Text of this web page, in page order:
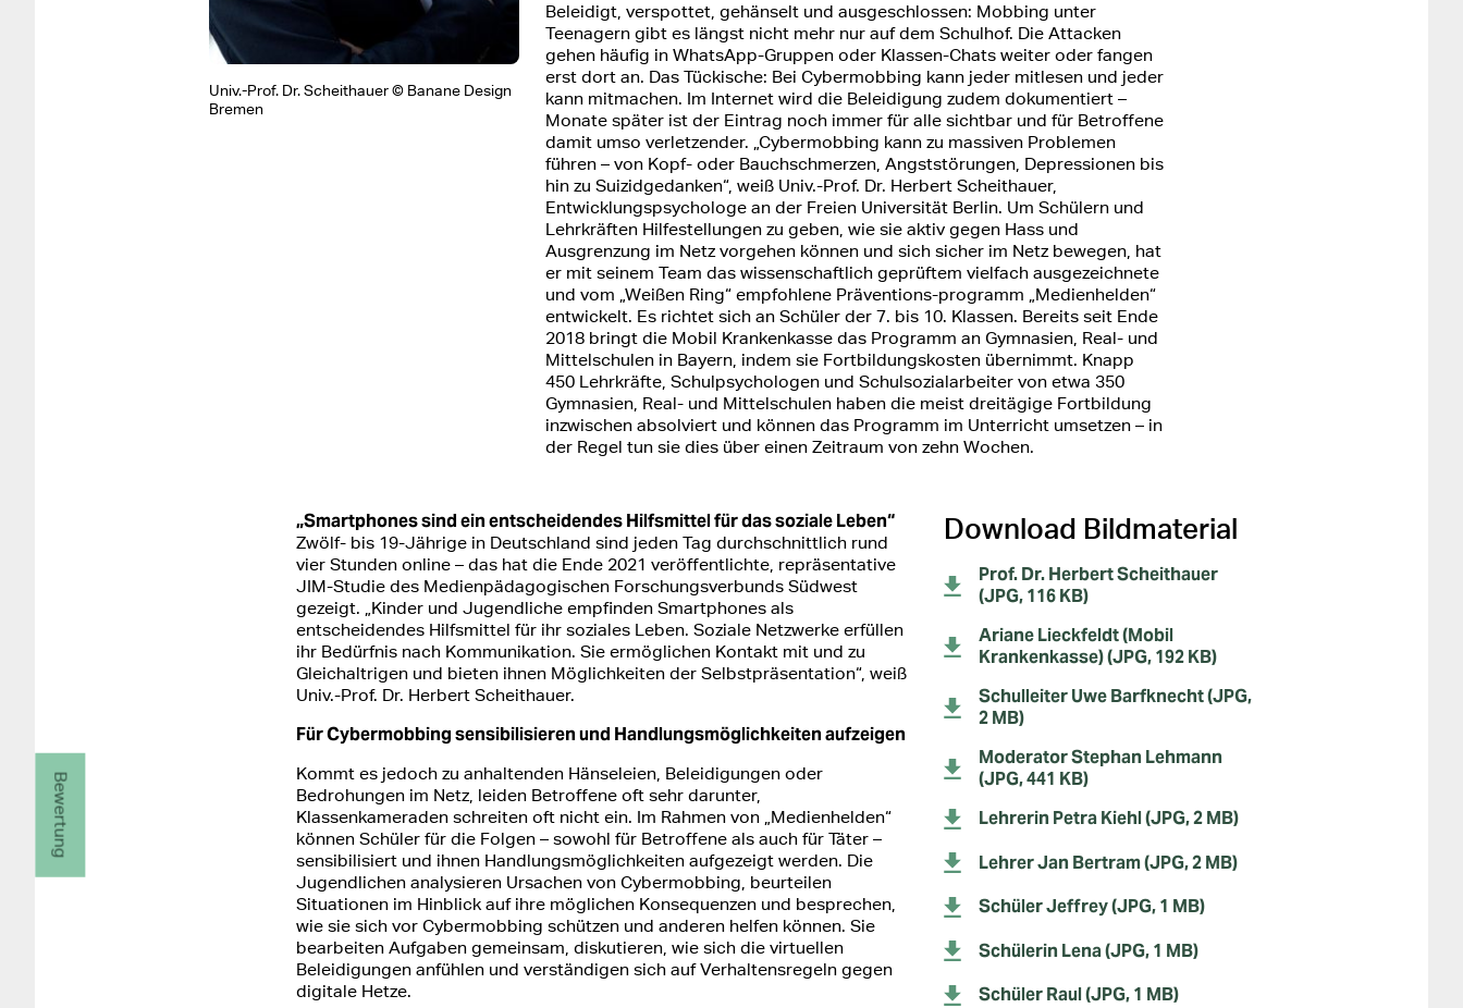
Beleidigt, verspottet, gehänselt und ausgeschlossen: Mobbing unter
Teenagern gibt es längst nicht mehr nur auf dem Schulhof. Die Attacken
gehen häufig in WhatsApp-Gruppen oder Klassen-Chats weiter oder fangen
erst dort an. Das Tückische: Bei Cybermobbing kann jeder mitlesen und jeder
kann mitmachen. Im Internet wird die Beleidigung zudem dokumentiert –
Monate später ist der Eintrag noch immer für alle sichtbar und für Betroffene
damit umso verletzender. „Cybermobbing kann zu massiven Problemen
führen – von Kopf- oder Bauchschmerzen, Angststörungen, Depressionen bis
hin zu Suizidgedanken“, weiß Univ.-Prof. Dr. Herbert Scheithauer,
Entwicklungspsychologe an der Freien Universität Berlin. Um Schülern und
Lehrkräften Hilfestellungen zu geben, wie sie aktiv gegen Hass und
Ausgrenzung im Netz vorgehen können und sich sicher im Netz bewegen, hat
er mit seinem Team das wissenschaftlich geprüftem vielfach ausgezeichnete
und vom „Weißen Ring“ empfohlene Präventions-programm „Medienhelden“
entwickelt. Es richtet sich an Schüler der 7. bis 10. Klassen. Bereits seit Ende
2018 bringt die Mobil Krankenkasse das Programm an Gymnasien, Real- und
Mittelschulen in Bayern, indem sie Fortbildungskosten übernimmt. Knapp
450 Lehrkräfte, Schulpsychologen und Schulsozialarbeiter von etwa 350
Gymnasien, Real- und Mittelschulen haben die meist dreitägige Fortbildung
inzwischen absolviert und können das Programm im Unterricht umsetzen – in
der Regel tun sie dies über einen Zeitraum von zehn Wochen.
Univ.-Prof. Dr. Scheithauer© Banane Design
Bremen
„Smartphones sind ein entscheidendes Hilfsmittel für das soziale Leben“
Zwölf- bis 19-Jährige in Deutschland sind jeden Tag durchschnittlich rund
vier Stunden online – das hat die Ende 2021 veröffentlichte, repräsentative
JIM-Studie des Medienpädagogischen Forschungsverbunds Südwest
gezeigt. „Kinder und Jugendliche empfinden Smartphones als
entscheidendes Hilfsmittel für ihr soziales Leben. Soziale Netzwerke erfüllen
ihr Bedürfnis nach Kommunikation. Sie ermöglichen Kontakt mit und zu
Gleichaltrigen und bieten ihnen Möglichkeiten der Selbstpräsentation“, weiß
Univ.-Prof. Dr. Herbert Scheithauer.
Für Cybermobbing sensibilisieren und Handlungsmöglichkeiten aufzeigen
Kommt es jedoch zu anhaltenden Hänseleien, Beleidigungen oder
Bedrohungen im Netz, leiden Betroffene oft sehr darunter,
Klassenkameraden schreiten oft nicht ein. Im Rahmen von „Medienhelden“
können Schüler für die Folgen – sowohl für Betroffene als auch für Täter –
sensibilisiert und ihnen Handlungsmöglichkeiten aufgezeigt werden. Die
Jugendlichen analysieren Ursachen von Cybermobbing, beurteilen
Situationen im Hinblick auf ihre möglichen Konsequenzen und besprechen,
wie sie sich vor Cybermobbing schützen und anderen helfen können. Sie
bearbeiten Aufgaben gemeinsam, diskutieren, wie sich die virtuellen
Beleidigungen anfühlen und verständigen sich auf Verhaltensregeln gegen
digitale Hetze.
Download Bildmaterial
Prof. Dr. Herbert Scheithauer
(JPG, 116 KB)
Ariane Lieckfeldt (Mobil
Krankenkasse) (JPG, 192 KB)
Schulleiter Uwe Barfknecht (JPG,
2 MB)
Moderator Stephan Lehmann
(JPG, 441 KB)
Lehrerin Petra Kiehl (JPG, 2 MB)
Lehrer Jan Bertram (JPG, 2 MB)
Schüler Jeffrey (JPG, 1 MB)
Schülerin Lena (JPG, 1 MB)
Schüler Raul (JPG, 1 MB)
Bewertung